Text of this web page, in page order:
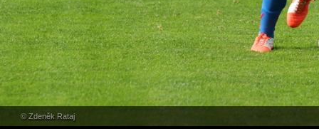
© Zdeněk Rataj